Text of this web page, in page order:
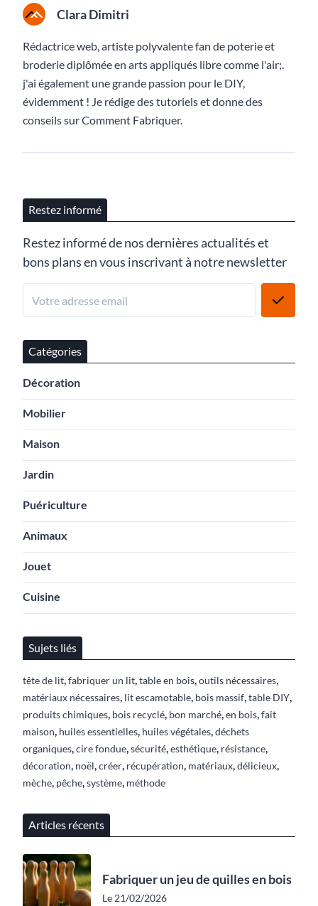
Clara Dimitri
Rédactrice web, artiste polyvalente fan de poterie et
broderie diplômée en arts appliqués libre comme l'air;.
j'ai également une grande passion pour le DIY,
évidemment ! Je rédige des tutoriels et donne des
conseils sur Comment Fabriquer.
Restez informé
Restez informé de nos dernières actualités et
bons plans en vous inscrivant à notre newsletter
Catégories
Décoration
Mobilier
Maison
Jardin
Puériculture
Animaux
Jouet
Cuisine
Sujets liés
tête de lit,fabriquer un lit,table en bois,outils nécessaires,
matériaux nécessaires, lit escamotable, bois massif,table DIY,
produits chimiques, bois recyclé, bon marché,en bois,fait
maison, huiles essentielles, huiles végétales,déchets
organiques,cire fondue,sécurité,esthétique, résistance,
décoration, noël,créer, récupération, matériaux,délicieux,
mèche, pêche,système, méthode
Articles récents
Fabriquer un jeu de quilles en bois
Le 21/02/2026